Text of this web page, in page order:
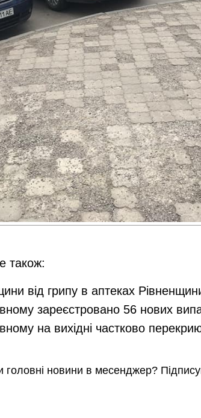
також:
від грипу в аптеках
зареєстровано 56 нових
на вихідні частково
головні новини в месенджер?